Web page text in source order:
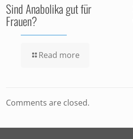
Sind Anabolika gut für
Frauen?
Read more
Comments are closed.